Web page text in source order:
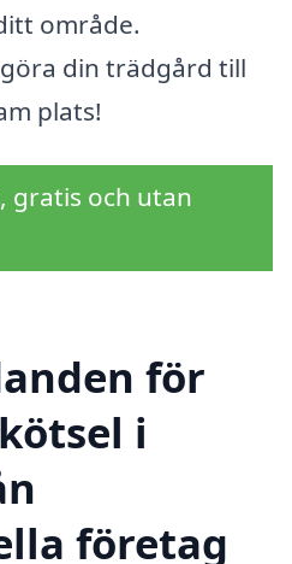
område.
din trädgård till
plats!
gratis och utan
för
i
företag